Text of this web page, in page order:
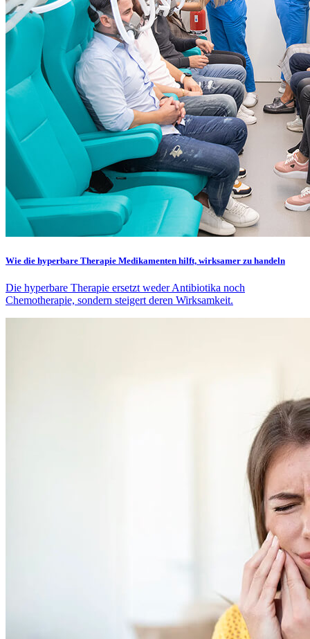
Wie die hyperbare Therapie Medikamenten hilft, wirksamer zu handeln
Die hyperbare Therapie ersetzt weder Antibiotika noch
Chemotherapie, sondern steigert deren Wirksamkeit.